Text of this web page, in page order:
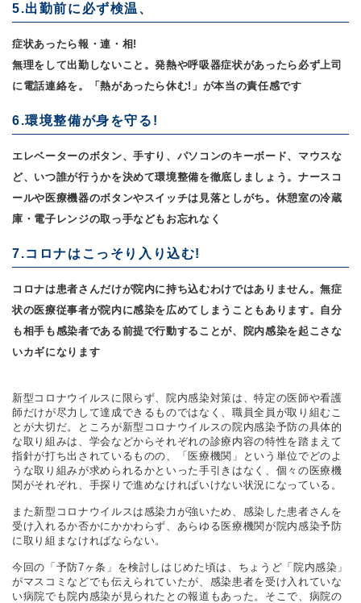
5.出勤前に必ず検温、
症状あったら報・連・相!
無理をして出勤しないこと。発熱や呼吸器症状があったら必ず上司
に電話連絡を。「熱があったら休む!」が本当の責任感です
6.環境整備が身を守る!
エレベーターのボタン、手すり、パソコンのキーボード、マウスな
ど、いつ誰が行うかを決めて環境整備を徹底しましょう。ナースコ
ールや医療機器のボタンやスイッチは見落としがち。休憩室の冷蔵
庫・電子レンジの取っ手などもお忘れなく
7.コロナはこっそり入り込む!
コロナは患者さんだけが院内に持ち込むわけではありません。無症
状の医療従事者が院内に感染を広めてしまうこともあります。自分
も相手も感染者である前提で行動することが、院内感染を起こさな
いカギになります
新型コロナウイルスに限らず、院内感染対策は、特定の医師や看護
師だけが尽力して達成できるものではなく、職員全員が取り組むこ
とが大切だ。ところが新型コロナウイルスの院内感染予防の具体的
な取り組みは、学会などからそれぞれの診療内容の特性を踏まえて
指針が打ち出されているものの、「医療機関」という単位でどのよ
うな取り組みが求められるかといった手引きはなく、個々の医療機
関がそれぞれ、手探りで進めなければいけない状況になっている。
また新型コロナウイルスは感染力が強いため、感染した患者さんを
受け入れるか否かにかかわらず、あらゆる医療機関が院内感染予防
に取り組まなければならない。
今回の「予防7ヶ条」を検討しはじめた頃は、ちょうど「院内感染」
がマスコミなどでも伝えられていたが、感染患者を受け入れていな
い病院でも院内感染が見られたとの報道もあった。そこで、病院の